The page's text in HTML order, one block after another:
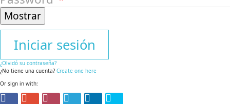
Mostrar
Iniciar sesión
¿Olvidó su contraseña?
¿No tiene una cuenta? Create one here
Or sign in with: